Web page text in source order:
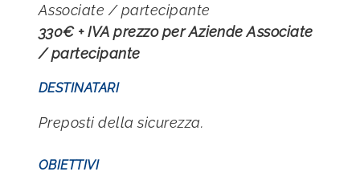
Associate / partecipante
330€ + IVA prezzo per Aziende Associate
/ partecipante
DESTINATARI
Preposti della sicurezza.
OBIETTIVI